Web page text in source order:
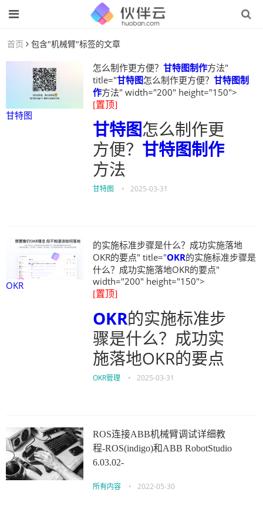
首页 包含"机械臂"标签的文章
甘特图
怎么制作更方便？ 甘特图制作方法"
title="甘特图怎么制作更方便？ 甘特图制
作方法" width="200" height="150">
[置顶]
甘特图怎么制作更
方便？ 甘特图制作
方法
甘特图 • 2025-03-31
OKR
的实施标准步骤是什么？成功实施落地
OKR的要点" title="OKR的实施标准步骤是
什么？成功实施落地OKR的要点"
width="200" height="150">
[置顶]
OKR的实施标准步
骤是什么？成功实
施落地OKR的要点
OKR管理 • 2025-03-31
ROS连接ABB机械臂调试详细教
程-ROS(indigo)和ABB RobotStudio
6.03.02-
所有内容 • 2022-05-30